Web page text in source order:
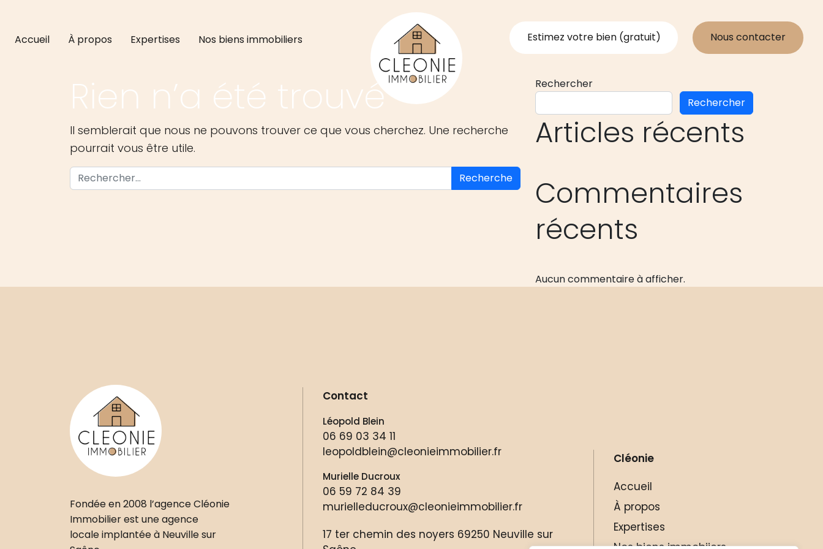
Accueil À propos Expertises Nos biens immobiliers Estimez votre bien (gratuit) Nous contacter
Rien n’a été trouvé
Il semblerait que nous ne pouvons trouver ce que vous cherchez. Une recherche
pourrait vous être utile.
Recherche pour :
Rechercher
Rechercher
Articles récents
Commentaires
récents
Aucun commentaire à afficher.
Fondée en 2008 l’agence Cléonie
Immobilier est une agence
locale implantée à Neuville sur
Contact
Léopold Blein
06 69 03 34 11
leopoldblein@cleonieimmobilier.fr
Murielle Ducroux
06 59 72 84 39
murielleducroux@cleonieimmobilier.fr
17 ter chemin des noyers 69250 Neuville sur
Cléonie
Accueil
À propos
Expertises